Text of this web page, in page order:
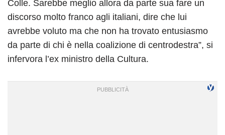
Colle. Sarebbe meglio allora da parte sua fare un
discorso molto franco agli italiani, dire che lui
avrebbe voluto ma che non ha trovato entusiasmo
da parte di chi è nella coalizione di centrodestra”, si
infervora l’ex ministro della Cultura.